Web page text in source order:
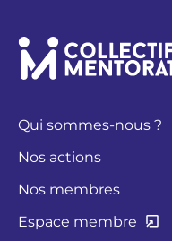
Qui sommes-nous ?
Nos actions
Nos membres
Espace membre